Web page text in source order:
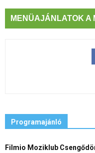
MENÜAJÁNLATOK A
Programajánló
Filmio Moziklub